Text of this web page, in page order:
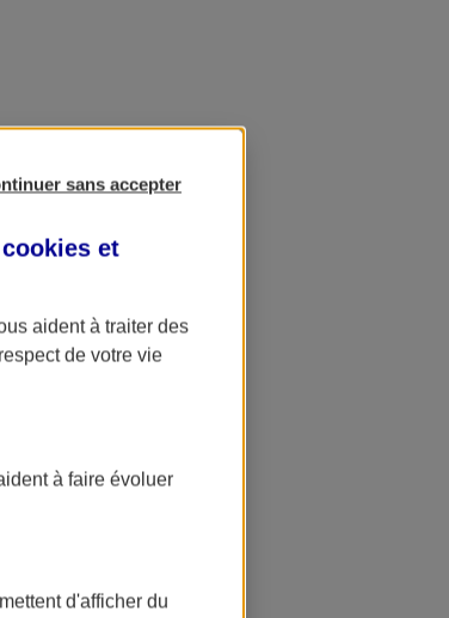
sans accepter
cookies et
aident à traiter des
de votre vie
à faire évoluer
d'afficher du